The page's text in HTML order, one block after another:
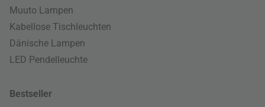
Muuto Lampen
Kabellose Tischleuchten
Dänische Lampen
LED Pendelleuchte
Bestseller